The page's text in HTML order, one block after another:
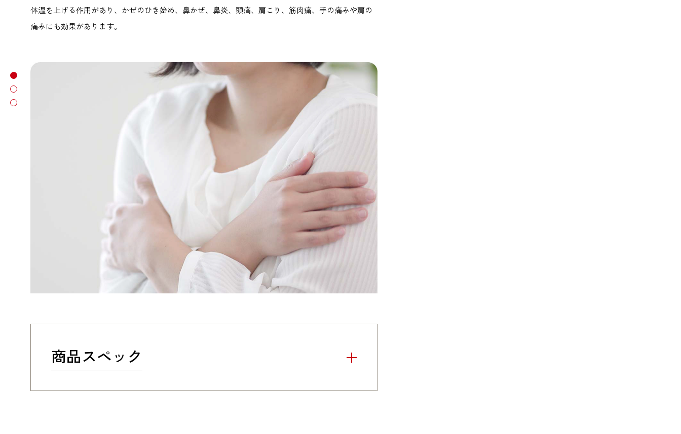
体温を上げる作用があり、かぜのひき始め、鼻かぜ、鼻炎、頭痛、肩こり、筋肉痛、手の痛みや肩の
痛みにも効果があります。
商品スペック